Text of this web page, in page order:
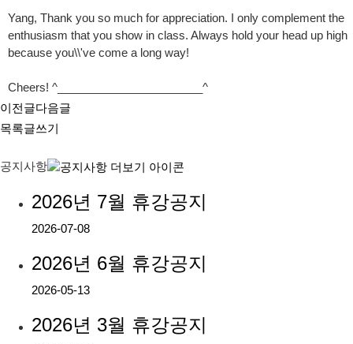
Yang, Thank you so much for appreciation. I only complement the
enthusiasm that you show in class. Always hold your head up high
because you\\'ve come a long way!
Cheers! ^_______________________^
이전글다음글
목록글쓰기
공지사항
2026년 7월 휴강공지
2026-07-08
2026년 6월 휴강공지
2026-05-13
2026년 3월 휴강공지